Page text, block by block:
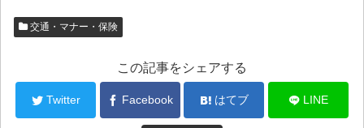
交通・マナー・保険
この記事をシェアする
Twitter Facebook はてブ LINE